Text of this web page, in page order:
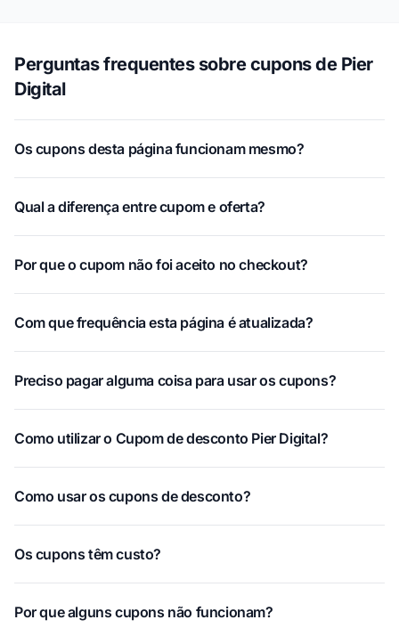
Perguntas frequentes sobre cupons de Pier
Digital
Os cupons desta página funcionam mesmo?
Qual a diferença entre cupom e oferta?
Por que o cupom não foi aceito no checkout?
Com que frequência esta página é atualizada?
Preciso pagar alguma coisa para usar os cupons?
Como utilizar o Cupom de desconto Pier Digital?
Como usar os cupons de desconto?
Os cupons têm custo?
Por que alguns cupons não funcionam?